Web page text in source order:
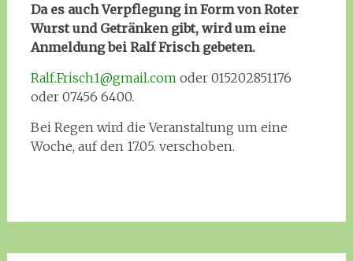
Da es auch Verpflegung in Form von Roter
Wurst und Getränken gibt, wird um eine
Anmeldung bei Ralf Frisch gebeten.
Ralf.Frisch1@gmail.com oder 015202851176
oder 07456 6400.
Bei Regen wird die Veranstaltung um eine
Woche, auf den 17.05. verschoben.